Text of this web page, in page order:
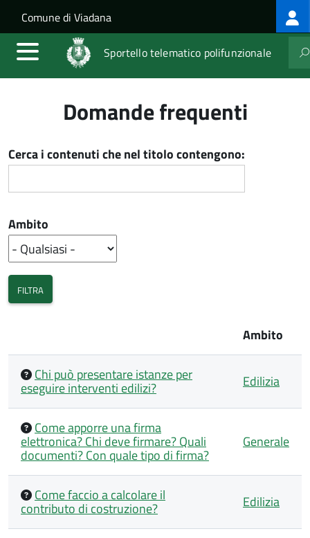
Salta al contenuto principale
Skip to site navigation
Comune di Viadana
Sportello telematico polifunzionale
Domande frequenti
Cerca i contenuti che nel titolo contengono:
Ambito
Ambito
Chi può presentare istanze per
eseguire interventi edilizi? Edilizia
Come apporre una firma
elettronica? Chi deve firmare? Quali
documenti? Con quale tipo di firma?
Generale
Come faccio a calcolare il
contributo di costruzione? Edilizia